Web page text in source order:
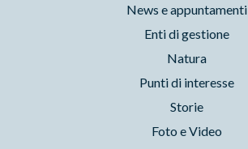
News e appuntamenti
Enti di gestione
Natura
Punti di interesse
Storie
Foto e Video